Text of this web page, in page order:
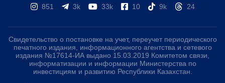
851 3k 33k 10 9k 24
Свидетельство о постановке на учет, переучет периодического
печатного издания, информационного агентства и сетевого
издания №17614-ИА выдано 15.03.2019 Комитетом связи,
информатизации и информации Министерства по
инвестициям и развитию Республики Казахстан.